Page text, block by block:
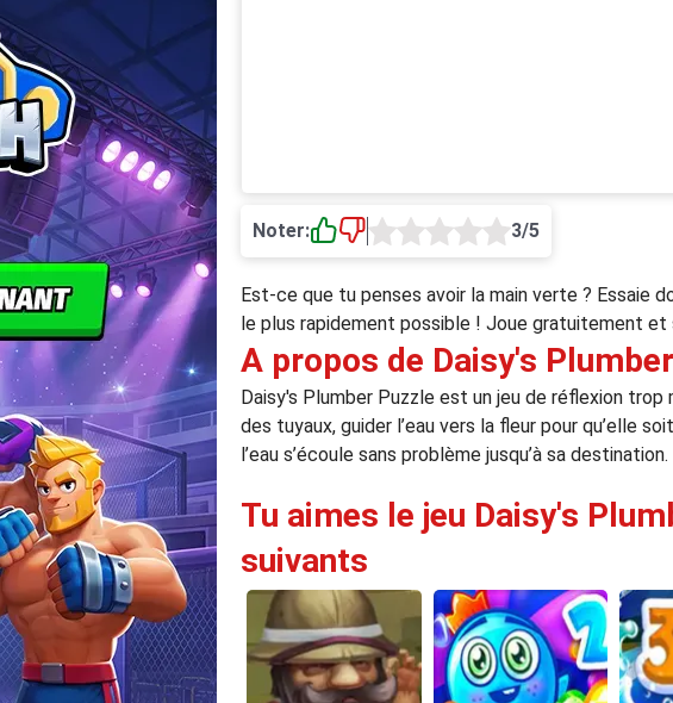
Noter: 3/5
Est-ce que tu penses avoir la main verte ? Essaie
le plus rapidement possible ! Joue gratuitement et
A propos de Daisy's
Daisy's Plumber Puzzle est un jeu de réflexion trop
des tuyaux, guider l’eau vers la fleur pour qu’elle
l’eau s’écoule sans problème jusqu’à sa
Tu aimes le jeu Daisy's
suivants